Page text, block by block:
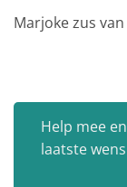
Marjoke zus
Help mee
laatste